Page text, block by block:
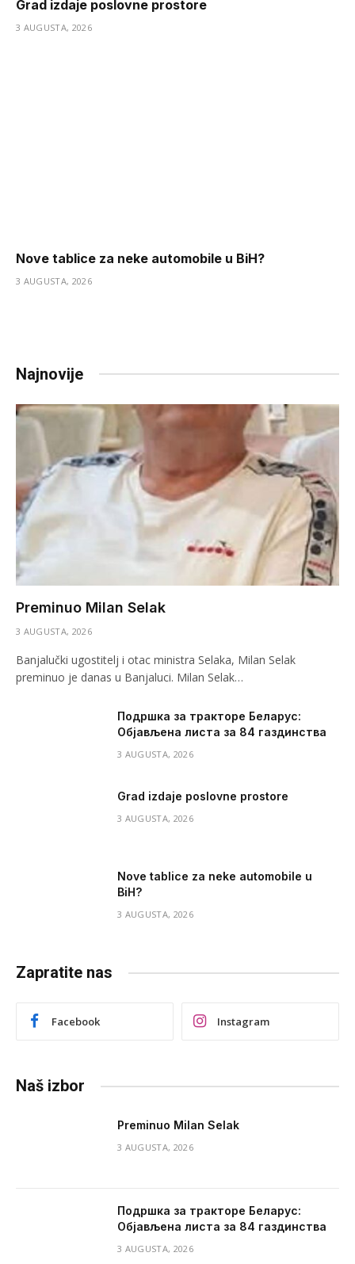
Grad izdaje poslovne prostore
3 AUGUSTA, 2026
Nove tablice za neke automobile u BiH?
3 AUGUSTA, 2026
Najnovije
Preminuo Milan Selak
3 AUGUSTA, 2026
Banjalučki ugostitelj i otac ministra Selaka, Milan Selak
preminuo je danas u Banjaluci. Milan Selak…
Подршка за тракторе Беларус:
Објављена листа за 84 газдинства
3 AUGUSTA, 2026
Grad izdaje poslovne prostore
3 AUGUSTA, 2026
Nove tablice za neke automobile u
BiH?
3 AUGUSTA, 2026
Zapratite nas
Facebook Instagram
Naš izbor
Preminuo Milan Selak
3 AUGUSTA, 2026
Подршка за тракторе Беларус:
Објављена листа за 84 газдинства
3 AUGUSTA, 2026